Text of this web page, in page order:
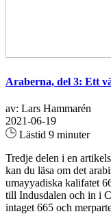
Araberna, del 3: Ett
av: Lars Hammarén
2021-06-19
Lästid 9 minuter
Tredje delen i en
kan du läsa om det
umayyadiska kalifatet
till Indusdalen och in i
intaget 665 och